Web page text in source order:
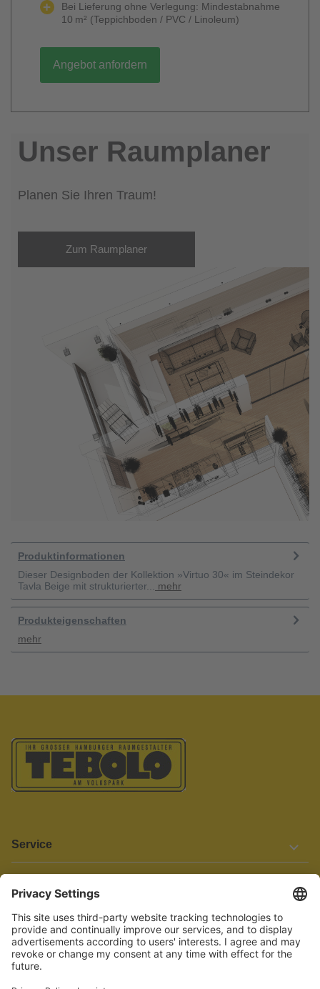
Bei Lieferung ohne Verlegung: Mindestabnahme
10 m² (Teppichboden / PVC / Linoleum)
Angebot anfordern
Unser Raumplaner
Planen Sie Ihren Traum!
Zum Raumplaner
Produktinformationen
Dieser Designboden der Kollektion »Virtuo 30« im Steindekor
Tavla Beige mit strukturierter...
mehr
Produkteigenschaften
mehr
Service
Informationen
Barrierefreiheit
Wir bemühen uns, unsere Website barrierefrei zu gestalten.
Einige Inhalte und Funktionen sind derzeit jedoch noch nicht
vollständig zugänglich. Wenn Sie auf Barrieren stoßen oder Hilfe
benötigen, kontaktieren Sie uns bitte unter service[at]knutzen.de.